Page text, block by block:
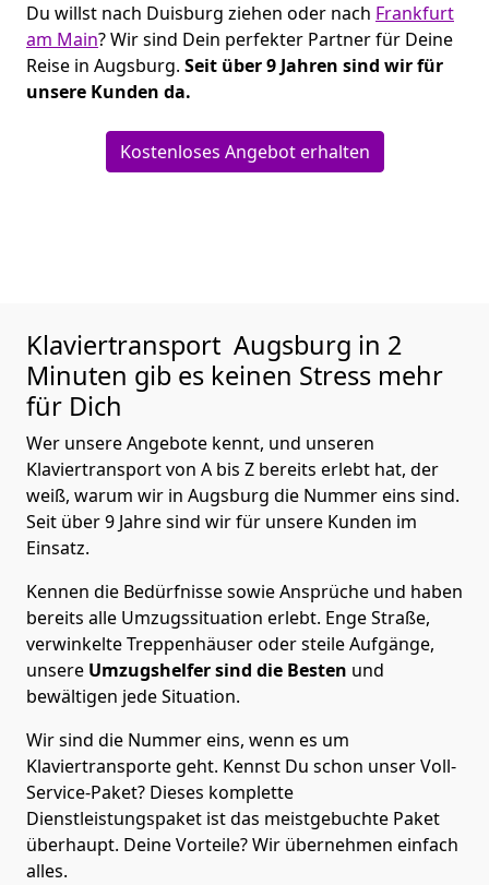
Du willst nach Duisburg ziehen oder nach Frankfurt
am Main? Wir sind Dein perfekter Partner für Deine
Reise in Augsburg. Seit über 9 Jahren sind wir für
unsere Kunden da.
Kostenloses Angebot erhalten
Klaviertransport Augsburg in 2
Minuten gib es keinen Stress mehr
für Dich
Wer unsere Angebote kennt, und unseren
Klaviertransport von A bis Z bereits erlebt hat, der
weiß, warum wir in Augsburg die Nummer eins sind.
Seit über 9 Jahre sind wir für unsere Kunden im
Einsatz.
Kennen die Bedürfnisse sowie Ansprüche und haben
bereits alle Umzugssituation erlebt. Enge Straße,
verwinkelte Treppenhäuser oder steile Aufgänge,
unsere Umzugshelfer sind die Besten und
bewältigen jede Situation.
Wir sind die Nummer eins, wenn es um
Klaviertransporte geht. Kennst Du schon unser Voll-
Service-Paket? Dieses komplette
Dienstleistungspaket ist das meistgebuchte Paket
überhaupt. Deine Vorteile? Wir übernehmen einfach
alles.